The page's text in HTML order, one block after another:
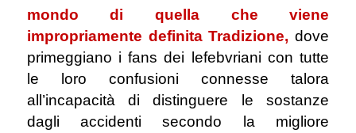
mondo di quella che viene
impropriamente definita Tradizione, dove
primeggiano i fans dei lefebvriani con tutte
le loro confusioni connesse talora
all’incapacità di distinguere le sostanze
dagli accidenti secondo la migliore